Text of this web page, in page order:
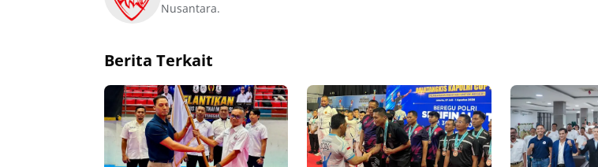
Nusantara.
Berita Terkait